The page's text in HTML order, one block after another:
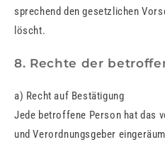
spre­chend den ge­setz­li­chen
löscht.
8. Rechte der
a) Recht auf Be­stä­ti­gung
Jede be­trof­fe­ne Per­son hat das
und Ver­ord­nungs­ge­ber